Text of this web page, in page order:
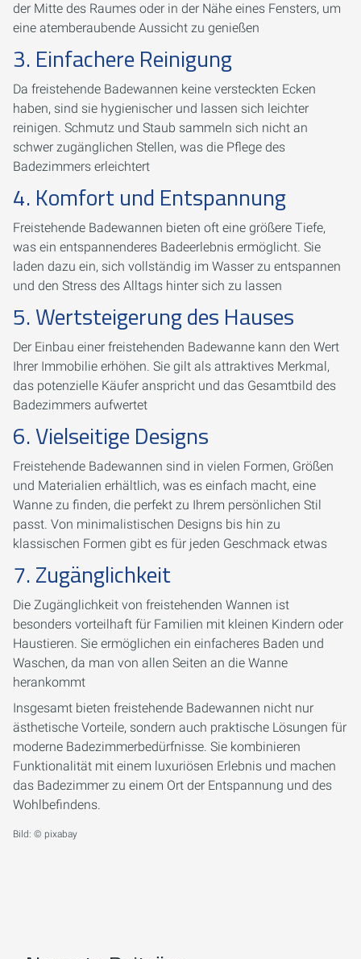
der Mitte des Raumes oder in der Nähe eines Fensters, um
eine atemberaubende Aussicht zu genießen
3. Einfachere Reinigung
Da freistehende Badewannen keine versteckten Ecken
haben, sind sie hygienischer und lassen sich leichter
reinigen. Schmutz und Staub sammeln sich nicht an
schwer zugänglichen Stellen, was die Pflege des
Badezimmers erleichtert
4. Komfort und Entspannung
Freistehende Badewannen bieten oft eine größere Tiefe,
was ein entspannenderes Badeerlebnis ermöglicht. Sie
laden dazu ein, sich vollständig im Wasser zu entspannen
und den Stress des Alltags hinter sich zu lassen
5. Wertsteigerung des Hauses
Der Einbau einer freistehenden Badewanne kann den Wert
Ihrer Immobilie erhöhen. Sie gilt als attraktives Merkmal,
das potenzielle Käufer anspricht und das Gesamtbild des
Badezimmers aufwertet
6. Vielseitige Designs
Freistehende Badewannen sind in vielen Formen, Größen
und Materialien erhältlich, was es einfach macht, eine
Wanne zu finden, die perfekt zu Ihrem persönlichen Stil
passt. Von minimalistischen Designs bis hin zu
klassischen Formen gibt es für jeden Geschmack etwas
7. Zugänglichkeit
Die Zugänglichkeit von freistehenden Wannen ist
besonders vorteilhaft für Familien mit kleinen Kindern oder
Haustieren. Sie ermöglichen ein einfacheres Baden und
Waschen, da man von allen Seiten an die Wanne
herankommt
Insgesamt bieten freistehende Badewannen nicht nur
ästhetische Vorteile, sondern auch praktische Lösungen für
moderne Badezimmerbedürfnisse. Sie kombinieren
Funktionalität mit einem luxuriösen Erlebnis und machen
das Badezimmer zu einem Ort der Entspannung und des
Wohlbefindens.
Bild: © pixabay